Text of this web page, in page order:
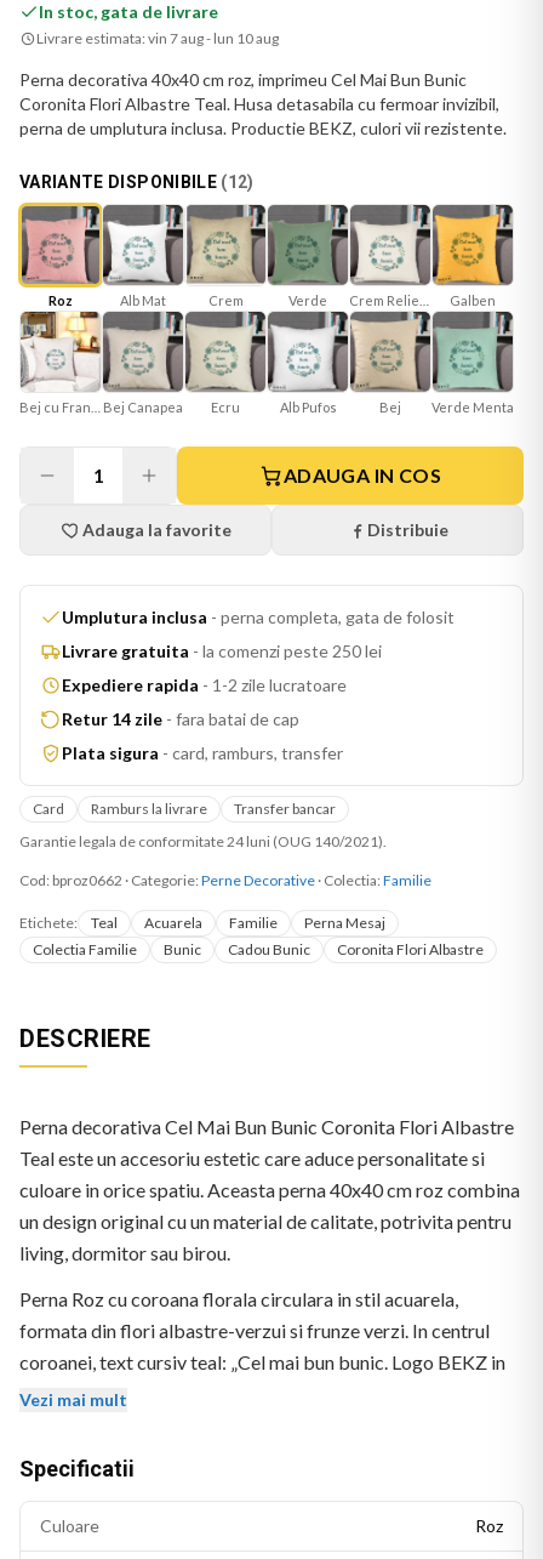
In stoc, gata de livrare
Livrare estimata: vin 7 aug - lun 10 aug
Perna decorativa 40x40 cm roz, imprimeu Cel Mai Bun Bunic
Coronita Flori Albastre Teal. Husa detasabila cu fermoar invizibil,
perna de umplutura inclusa. Productie BEKZ, culori vii rezistente.
VARIANTE DISPONIBILE (12)
Roz Alb Mat Crem Verde Galben
Bej Canapea Ecru Alb Pufos Bej Verde Menta
1 ADAUGA IN COS
Adauga la favorite Distribuie
Umplutura inclusa - perna completa, gata de folosit
Livrare gratuita - la comenzi peste 250 lei
Expediere rapida - 1-2 zile lucratoare
Retur 14 zile - fara batai de cap
Plata sigura - card, ramburs, transfer
Card Ramburs la livrare
Transfer bancar
Garantie legala de conformitate 24 luni (OUG 140/2021).
Cod: bproz0662 · Categorie: Perne Decorative · Colectia: Familie
Etichete: Teal Acuarela Familie
Perna Mesaj
Colectia Familie
Bunic Cadou Bunic Coronita Flori Albastre
DESCRIERE
Perna decorativa Cel Mai Bun Bunic Coronita Flori Albastre
Teal este un accesoriu estetic care aduce personalitate si
culoare in orice spatiu. Aceasta perna 40x40 cm roz combina
un design original cu un material de calitate, potrivita pentru
living, dormitor sau birou.
Perna Roz cu coroana florala circulara in stil acuarela,
formata din flori albastre-verzui si frunze verzi. In centrul
coroanei, text cursiv teal: „Cel mai bun bunic. Logo BEKZ in
coltul stanga-jos.
Vezi mai mult
Specificatii
Culoare Roz